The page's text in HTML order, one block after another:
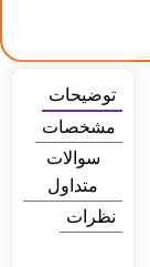
توضیحات
مشخصات
سوالات
متداول
نظرات